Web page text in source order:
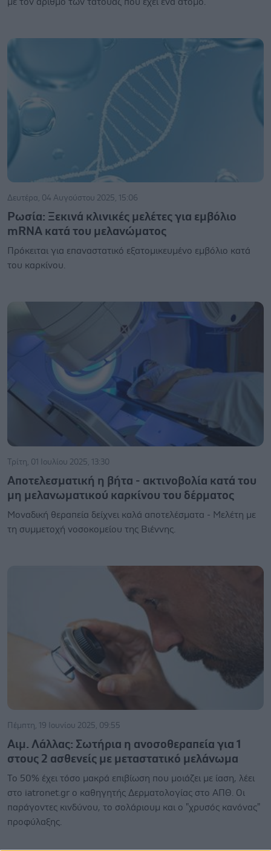
Δευτέρα, 04 Αυγούστου 2025, 15:06
Ρωσία: Ξεκινά κλινικές μελέτες για εμβόλιο
mRNA κατά του μελανώματος
Πρόκειται για επαναστατικό εξατομικευμένο εμβόλιο κατά
του καρκίνου.
Τρίτη, 01 Ιουλίου 2025, 13:30
Αποτελεσματική η βήτα - ακτινοβολία κατά του
μη μελανωματικού καρκίνου του δέρματος
Μοναδική θεραπεία δείχνει καλά αποτελέσματα - Μελέτη με
τη συμμετοχή νοσοκομείου της Βιέννης.
Πέμπτη, 19 Ιουνίου 2025, 09:55
Αιμ. Λάλλας: Σωτήρια η ανοσοθεραπεία για 1
στους 2 ασθενείς με μεταστατικό μελάνωμα
Το 50% έχει τόσο μακρά επιβίωση που μοιάζει με ίαση, λέει
στο iatronet.gr ο καθηγητής Δερματολογίας στο ΑΠΘ. Οι
παράγοντες κινδύνου, το σολάριουμ και ο "χρυσός κανόνας"
προφύλαξης.